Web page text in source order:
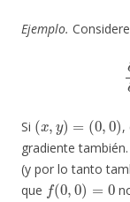
Ejemplo.
Si
(x = 0)
,
gradiente
(y por lo tanto
que
f(0, 0)=0